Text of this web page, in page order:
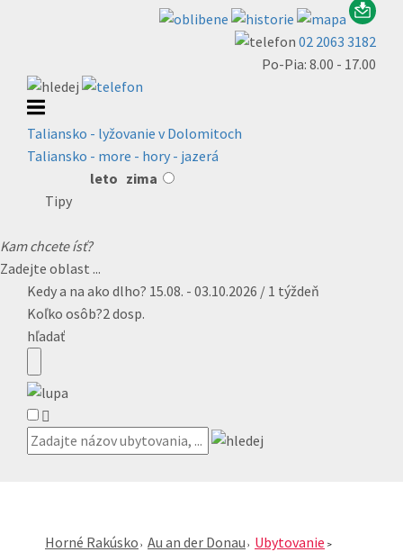
02 2063 3182
Po-Pia: 8.00 - 17.00
Taliansko - lyžovanie v Dolomitoch
Taliansko - more - hory - jazerá
leto zima
Tipy
Kam chcete ísť?
Zadejte oblast ...
Kedy a na ako dlho? 15.08. - 03.10.2026 / 1 týždeň
Koľko osôb?2 dosp.
hľadať
Horné Rakúsko Au an der Donau Ubytovanie